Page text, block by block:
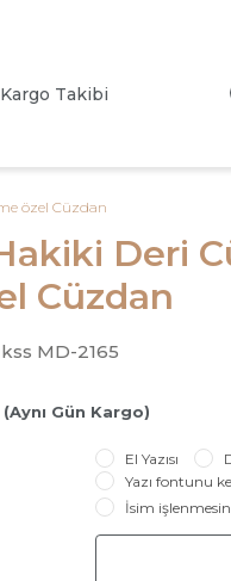
Kargo Takibi
özel Cüzdan
Deri
Cüzdan
MD-2165
Gün Kargo)
El Yazısı
Yazı fontunu
İsim